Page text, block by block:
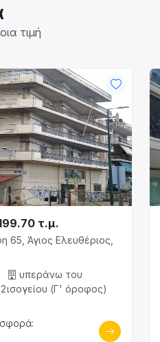
τιμή
τ.μ.
65, Άγιος Ελευθέριος,
υπεράνω του
ισογείου (Γ' όροφος)